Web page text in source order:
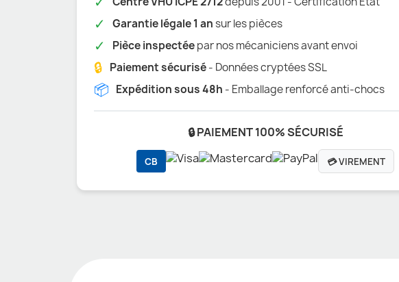
✓ Garantie légale 1 ansur les pièces
✓ Pièce inspectéepar nos mécaniciens avant envoi
🔒 Paiement sécurisé- Données cryptées SSL
📦 Expédition sous 48h - Emballage renforcé anti-chocs
🔒 PAIEMENT 100% SÉCURISÉ
CB 💳 VIREMENT